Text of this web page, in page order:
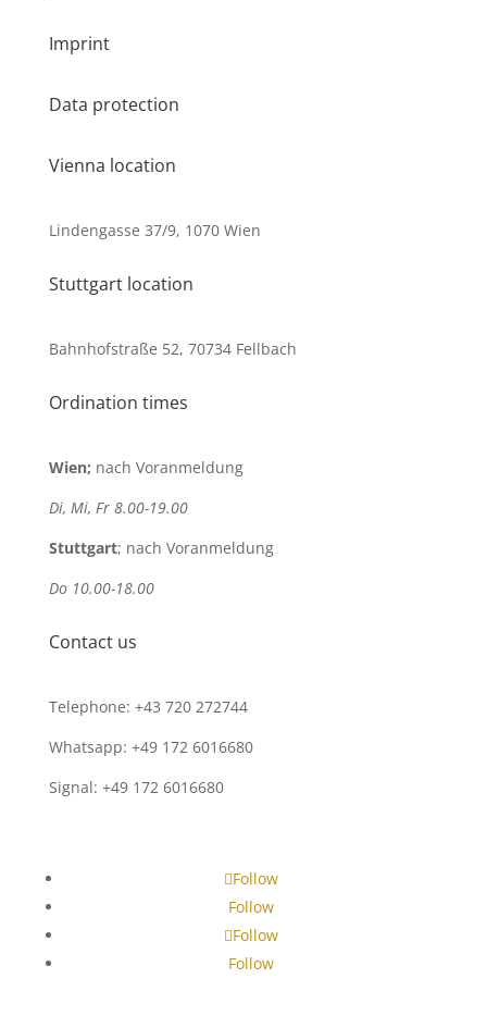
Imprint
Data protection
Vienna location
Lindengasse 37/9, 1070 Wien
Stuttgart location
Bahnhofstraße 52, 70734 Fellbach
Ordination times
Wien; nach Voranmeldung
Di, Mi, Fr 8.00-19.00
Stuttgart; nach Voranmeldung
Do 10.00-18.00
Contact us
Telephone: +43 720 272744
Whatsapp: +49 172 6016680
Signal: +49 172 6016680
Follow
Follow
Follow
Follow